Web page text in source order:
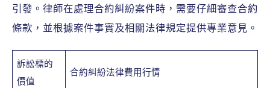
引發。律師在處理合約糾紛案件時，需要仔細審查合約
條款，並根據案件事實及相關法律規定提供專業意見。
訴訟標的
價值
合約糾紛法律費用行情